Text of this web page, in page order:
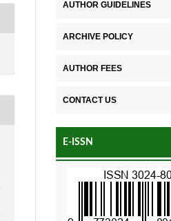
AUTHOR GUIDELINES
ARCHIVE POLICY
AUTHOR FEES
CONTACT US
E-ISSN